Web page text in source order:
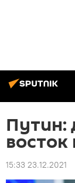
Путин:
15:33 23.12.2021